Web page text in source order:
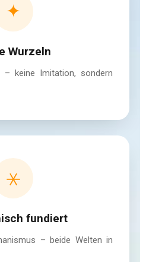
✦
Wurzeln
– keine Imitation, sondern
⚹
fundiert
– beide Welten in